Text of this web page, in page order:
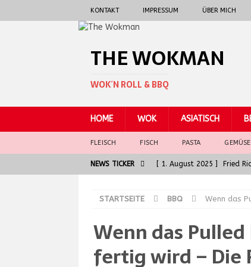
KONTAKT IMPRESSUM ÜBER MICH
THE WOKMAN
WOK´N ROLL & BBQ
HOME WOK ASIATISCH
FLEISCH FISCH PASTA GEMÜSE
NEWS TICKER [ 1. August 2025 ] Fried
Badische
ASIATISCH
[ 7. August 2025 ]
STARTSEITE BBQ Wenn das
Wenn das
fertig wird – Die